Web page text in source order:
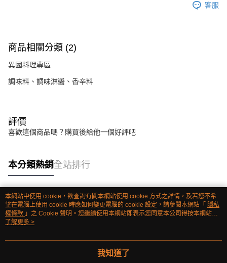
客服
商品相關分類 (2)
異國料理專區
調味料、調味淋醬、香辛料
評價
喜歡這個商品嗎？購買後給他一個好評吧
本分類熱銷全站排行
熱門標籤
本網站中使用 cookie，欲查詢有關本網站使用 cookie 方式之詳情，及若您不希
望在電腦上使用 cookie 時應如何變更電腦的 cookie 設定，請參閱本網站「 隱私
權條款 」之 Cookie 聲明。您繼續使用本網站即表示您同意本公司得按本網站使
用條款之 Cookie 聲明使用 cookie。
了解更多 >
我知道了